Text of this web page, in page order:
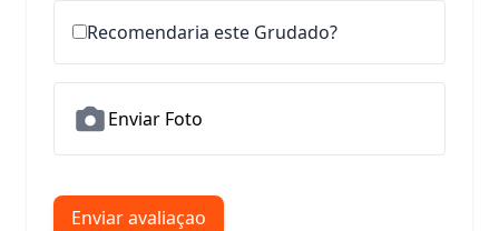
Recomendaria este Grudado?
Enviar Foto
Enviar avaliaçao